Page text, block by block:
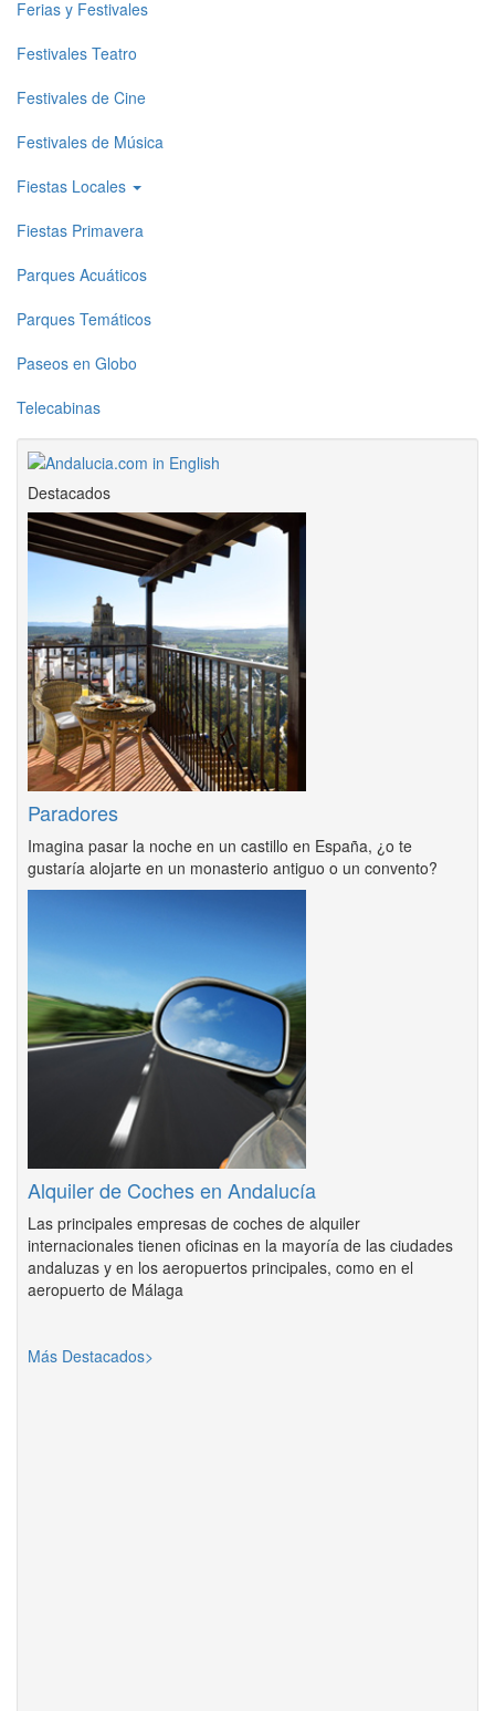
Ferias y Festivales
Festivales Teatro
Festivales de Cine
Festivales de Música
Fiestas Locales
Fiestas Primavera
Parques Acuáticos
Parques Temáticos
Paseos en Globo
Telecabinas
Destacados
Paradores
Imagina pasar la noche en un castillo en España, ¿o te
gustaría alojarte en un monasterio antiguo o un convento?
Alquiler de Coches en Andalucía
Las principales empresas de coches de alquiler
internacionales tienen oficinas en la mayoría de las ciudades
andaluzas y en los aeropuertos principales, como en el
aeropuerto de Málaga
Más Destacados>